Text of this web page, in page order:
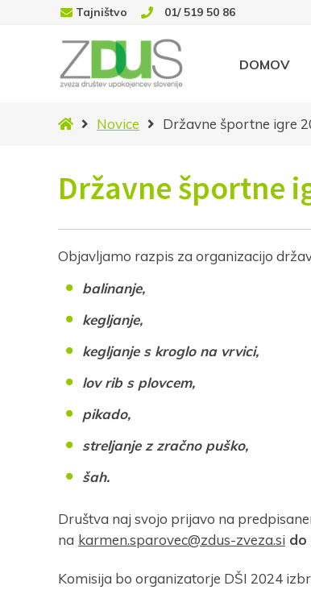
Tajništvo 01/ 519 50 86
DOMOV
DomovNovice Državne športne igre
Državne športne
Objavljamo razpis za organizacijo
balinanje,
kegljanje,
kegljanje s kroglo na vrvici,
lov rib s plovcem,
pikado,
streljanje z zračno puško,
šah.
Društva naj svojo prijavo na
na karmen.sparovec@zdus-zveza.si do
Komisija bo organizatorje DŠI 2024